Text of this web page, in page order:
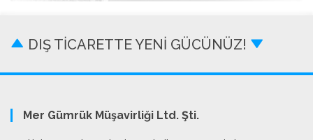
DIŞ TİCARETTE YENİ GÜCÜNÜZ!
Mer Gümrük Müşavirliği Ltd. Şti.